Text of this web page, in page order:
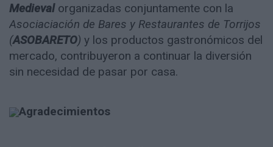
Medievalorganizadas conjuntamente con la
Asociaciación de Bares y Restaurantes de Torrijos
(ASOBARETO) y los productos gastronómicos del
mercado, contribuyeron a continuar la diversión
sin necesidad de pasar por casa.
Agradecimientos